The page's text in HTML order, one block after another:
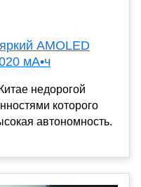
AMOLED
мА•ч
недорогой
которого
автономность.